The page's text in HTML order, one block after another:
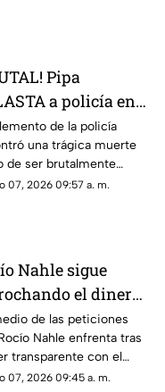
Pipa
a policía en
de Veracruz;
FOTO del cuerpo
de la policía
una trágica muerte
de ser brutalmente
por un pipa de gas
07, 2026 09:57 a. m.
Nahle sigue
el dinero
veracruzanos sin
de las peticiones
Nahle enfrenta tras
transparente con el
público, ya advirtió
07, 2026 09:45 a. m.